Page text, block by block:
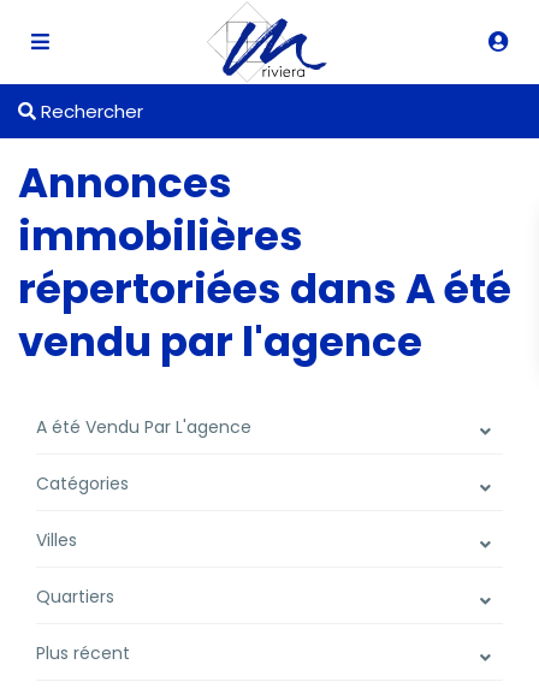
Rechercher
Annonces
immobilières
répertoriées dans A été
vendu par l'agence
A été Vendu Par L'agence
Catégories
Villes
Quartiers
Plus récent